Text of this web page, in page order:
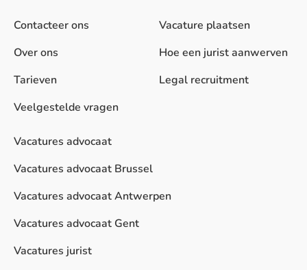
Contacteer ons
Over ons
Tarieven
Veelgestelde vragen
Vacature plaatsen
Hoe een jurist aanwerven
Legal recruitment
Vacatures advocaat
Vacatures advocaat Brussel
Vacatures advocaat Antwerpen
Vacatures advocaat Gent
Vacatures jurist